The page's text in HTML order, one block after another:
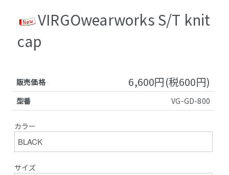
VIRGOwearworks S/T knit
cap
販売価格 6,600円(税600円)
型番 VG-GD-800
カラー
サイズ